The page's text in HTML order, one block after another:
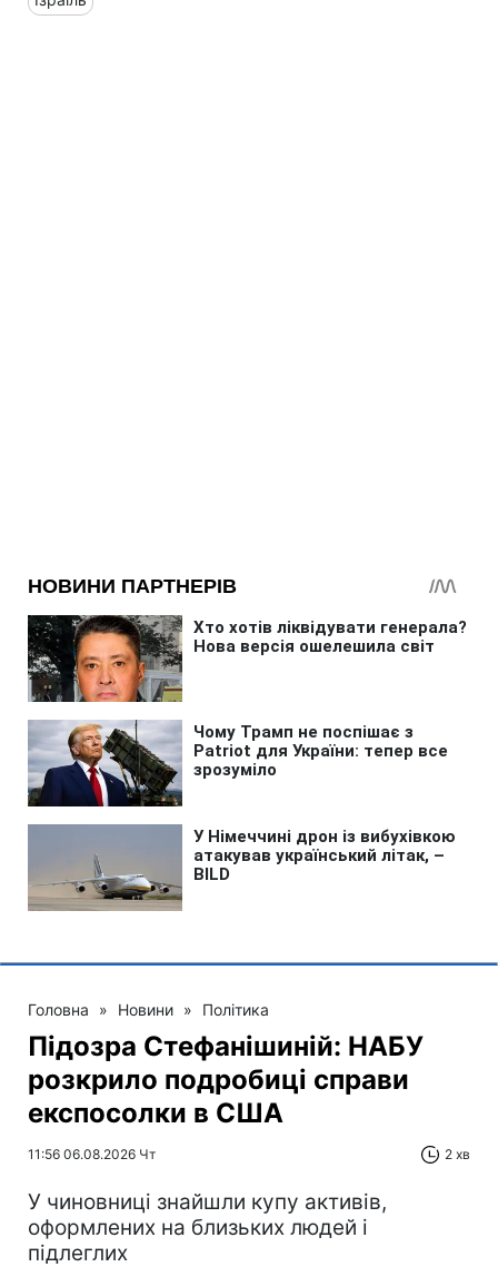
Головна » Новини » Політика
Підозра Стефанішиній: НАБУ
розкрило подробиці справи
експосолки в США
11:56 06.08.2026 Чт 2 хв
У чиновниці знайшли купу активів,
оформлених на близьких людей і
підлеглих